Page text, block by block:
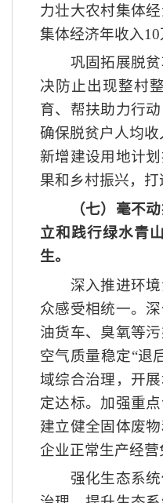
力壮大农村集体
集体经济年收入10
巩固拓展脱贫
决防止出现整村
育、帮扶助力行
确保脱贫户人均
新增建设用地计
果和乡村振兴，
（七）毫不
立和践行绿水青
生。
深入推进环境
众感受相统一。
油货车、臭氧等
空气质量稳定“退
域综合治理，开
定达标。加强重
建立健全固体废
企业正常生产经
强化生态系统